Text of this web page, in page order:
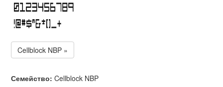
Cellblock NBP »
Семейство: Cellblock NBP